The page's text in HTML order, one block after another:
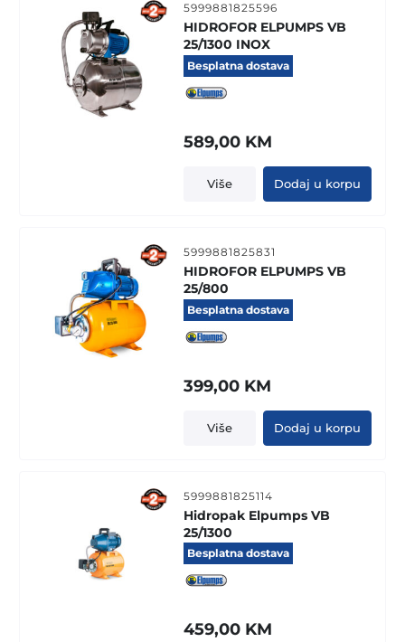
5999881825596
HIDROFOR ELPUMPS VB
25/1300 INOX
Besplatna dostava
589,00 KM
Više Dodaj u korpu
5999881825831
HIDROFOR ELPUMPS VB
25/800
Besplatna dostava
399,00 KM
Više Dodaj u korpu
5999881825114
Hidropak Elpumps VB
25/1300
Besplatna dostava
459,00 KM